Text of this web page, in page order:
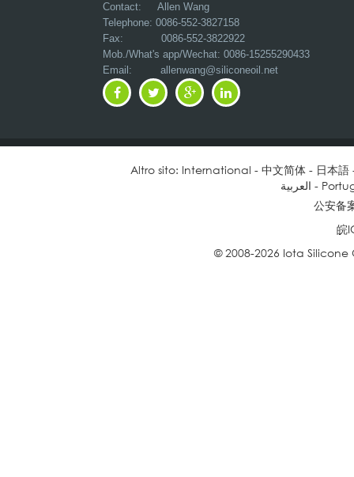
Contact: Allen Wang
Telephone: 0086-552-3827158
Fax: 0086-552-3822922
Mob./What's app/Wechat: 0086-15255290433
Email: allenwang@siliconeoil.net
Altro sito: International - 中文简体- 日本語
العربية -
公安备
皖
© 2008-2026 Iota Silicone